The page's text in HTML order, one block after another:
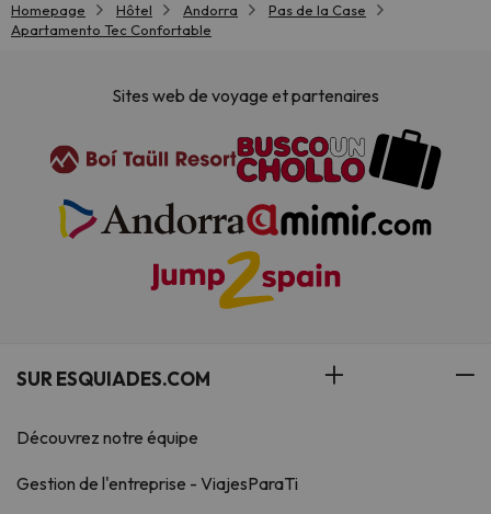
Homepage Hôtel Andorra
Pas de la Case
Apartamento Tec Confortable
Sites web de voyage et partenaires
SUR ESQUIADES.COM
Découvrez notre équipe
Gestion de l'entreprise - ViajesParaTi